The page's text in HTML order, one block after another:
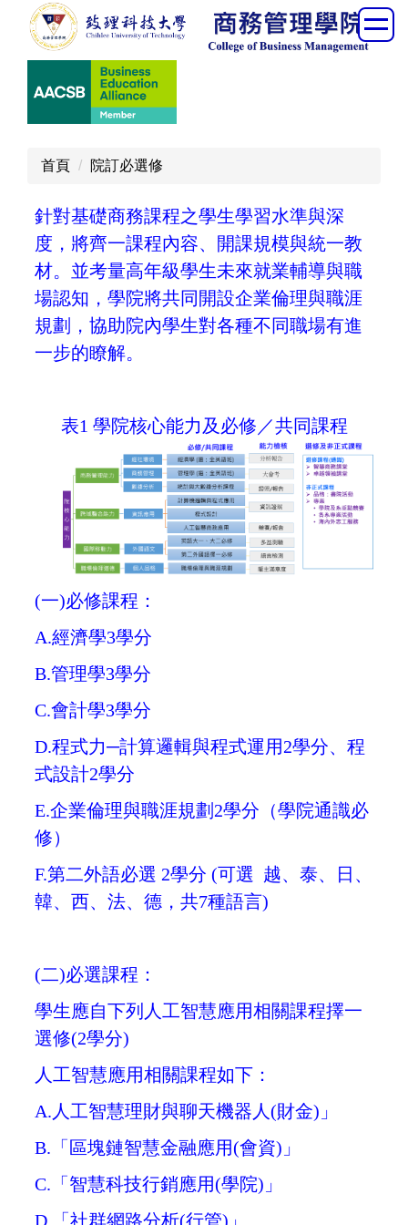
首頁
院訂必選修
針對基礎商務課程之學生學習水準與深
度，將齊一課程內容、開課規模與統一教
材。並考量高年級學生未來就業輔導與職
場認知，學院將共同開設企業倫理與職涯
規劃，協助院內學生對各種不同職場有進
一步的瞭解。
表1 學院核心能力及必修／共同課程
(一)必修課程：
A.經濟學3學分
B.管理學3學分
C.會計學3學分
D.程式力─計算邏輯與程式運用2學分、程
式設計2學分
E.企業倫理與職涯規劃2學分（學院通識必
修）
F.第二外語必選 2學分 (可選 越、泰、日、
韓、西、法、德，共7種語言)
(二)必選課程：
學生應自下列人工智慧應用相關課程擇一
選修(2學分)
人工智慧應用相關課程如下：
A.人工智慧理財與聊天機器人(財金)」
B.「區塊鏈智慧金融應用(會資)」
C.「智慧科技行銷應用(學院)」
D.「社群網路分析(行管)」